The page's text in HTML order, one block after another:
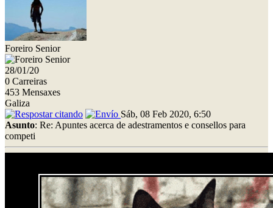
Foreiro Senior
28/01/20
0 Carreiras
453 Mensaxes
Galiza
Sáb, 08 Feb 2020, 6:50
Asunto: Re: Apuntes acerca de adestramentos e consellos para
competi